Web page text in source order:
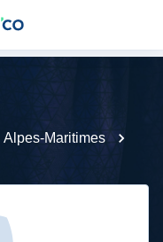
Alpes-Maritimes